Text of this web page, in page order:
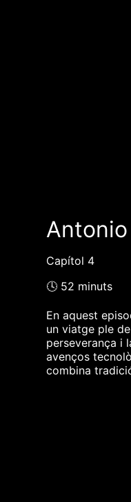
Capítol 4
🕓 52 minuts
En aquest
un viatge ple
perseverança i
avenços
combina